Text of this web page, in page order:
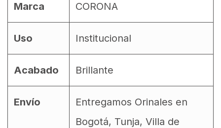
Marca CORONA
Uso Institucional
Acabado Brillante
Envío
Entregamos Orinales en
Bogotá, Tunja, Villa de